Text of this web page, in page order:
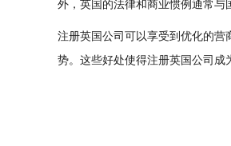
外，英国的法律和商业惯例通常与
注册英国公司可以享受到优化的
势。这些好处使得注册英国公司成